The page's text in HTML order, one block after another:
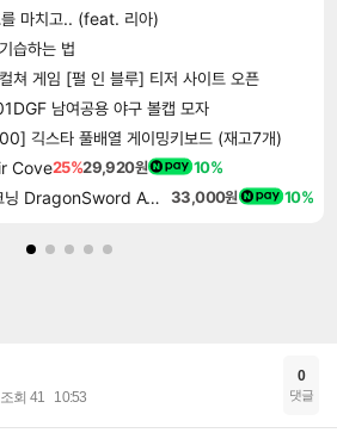
를 마치고.. (feat. 리아)
습하는 법
쳐 게임 [펄 인 블루] 티저 사이트 오픈
남여공용 야구 볼캡 모자
긱스타 풀배열 게이밍키보드 (재고7개)
Cove25%29,920원 10%
드래곤소드 어웨이크닝 DragonSword Awakening 33,000원 10%
조회 41 10:53
0
댓글